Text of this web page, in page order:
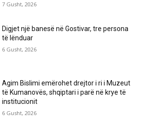
7 Gusht, 2026
Digjet një banesë në Gostivar, tre persona
të lënduar
6 Gusht, 2026
Agim Bislimi emërohet drejtor i ri i Muzeut
të Kumanovës, shqiptari i parë në krye të
institucionit
6 Gusht, 2026